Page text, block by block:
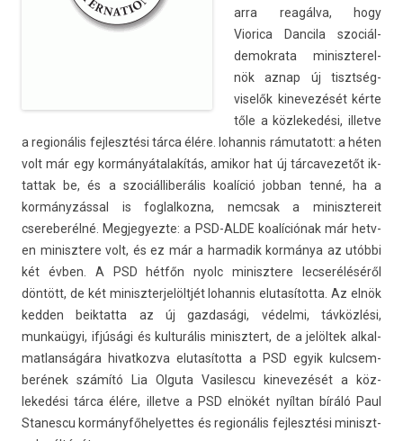
arra reagálva, hogy
Viorica Dan­cila szociál­
demok­rata miniszterel­
nök aznap új tisztség­
viselők kinevezését kérte
tőle a köz­lekedési, il­let­ve
a re­gionális fej­lesztési tárca élére. Iohan­nis rámutatott: a héten
volt már egy kormányátalakítás, amikor hat új tár­cavezetőt ik­
tattak be, és a szociál­liberális koalíció job­ban tenné, ha a
kormányzással is fog­lalkoz­na, nemcsak a minisztereit
csereberélné. Meg­jegyez­te: a PSD-ALDE koalíciónak már hetv­
en minisztere volt, és ez már a har­madik kormánya az utóbbi
két évben. A PSD hétfőn nyolc minisztere lec­seréléséről
döntött, de két miniszter­jelöltjét Iohan­nis elutasítot­ta. Az elnök
kedd­en be­ik­tatta az új gaz­dasági, védelmi, távközlési,
munkaügyi, ifjúsági és kul­turális minisztert, de a jelöltek al­kal­
matlan­ságára hivat­kozva elutasítot­ta a PSD egyik kulcsem­
berének számító Lia Ol­guta Vasiles­cu kinevezését a köz­
lekedési tárca élére, il­let­ve a PSD elnökét nyíltan bíráló Paul
Stanes­cu kor­mányfőhelyet­tes és re­gionális fej­lesztési miniszt­